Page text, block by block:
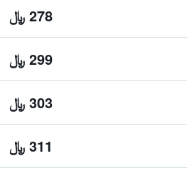
278 ﷼
299 ﷼
303 ﷼
311 ﷼